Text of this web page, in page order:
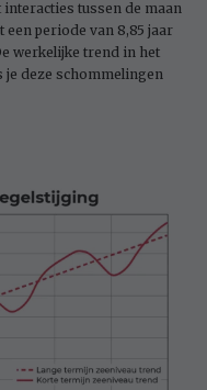
tussen de maan
een periode van 8,85 jaar
werkelijke trend in het
je deze schommelingen